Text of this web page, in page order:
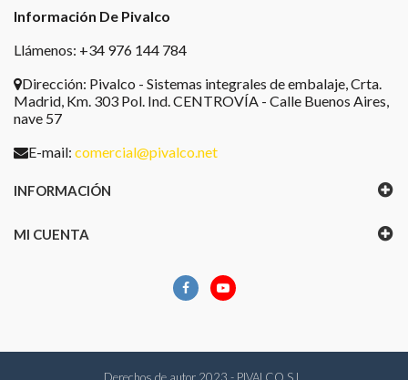
Información De Pivalco
Llámenos: +34 976 144 784
Dirección: Pivalco - Sistemas integrales de embalaje, Crta.
Madrid, Km. 303 Pol. Ind. CENTROVÍA - Calle Buenos Aires,
nave 57
E-mail: comercial@pivalco.net
INFORMACIÓN
MI CUENTA